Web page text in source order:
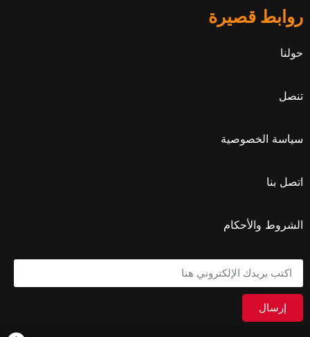
روابط قصيرة
حولنا
تنصل
سياسة الخصوصية
اتصل بنا
الشروط والأحكام
إرسال